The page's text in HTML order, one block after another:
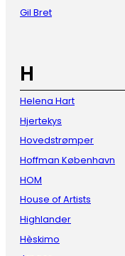
Gil Bret
H
Helena Hart
Hjertekys
Hovedstrømper
Hoffman København
HOM
House of Artists
Highlander
Hèskimo